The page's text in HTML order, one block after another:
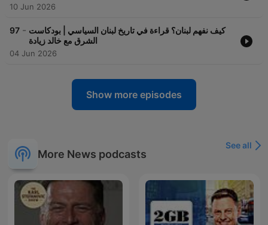
10 Jun 2026
97 - كيف نفهم لبنان؟ قراءة في تاريخ لبنان السياسي | بودكاست
الشرق مع خالد زيادة
04 Jun 2026
Show more episodes
More News podcasts
See all